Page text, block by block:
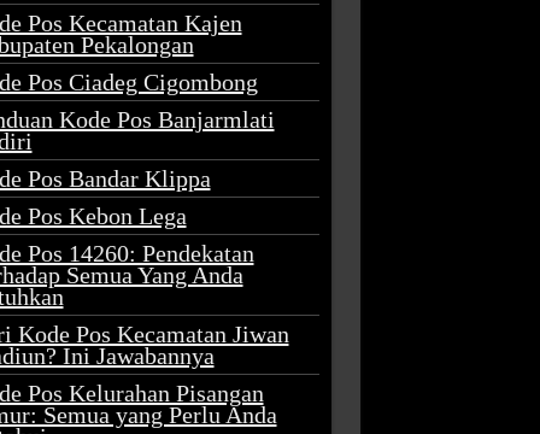
Pos Kecamatan Kajen
Pekalongan
Pos Ciadeg Cigombong
Kode Pos Banjarmlati
Pos Bandar Klippa
Pos Kebon Lega
Pos 14260: Pendekatan
Semua Yang Anda
Kode Pos Kecamatan Jiwan
Ini Jawabannya
Pos Kelurahan Pisangan
Semua yang Perlu Anda